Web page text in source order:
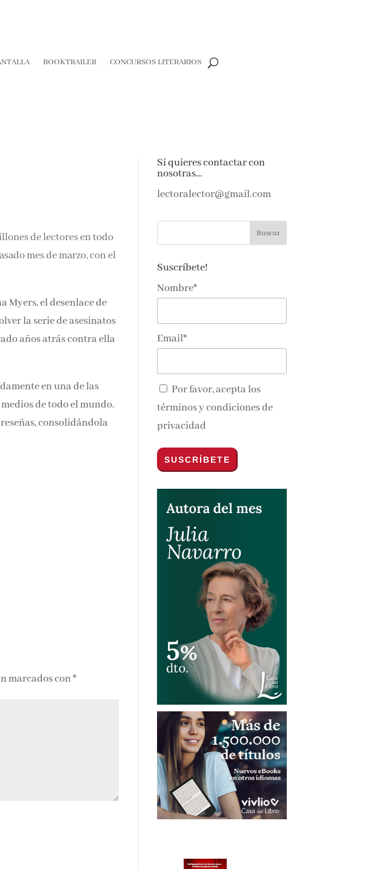
BOOKTRAILER CONCURSOS LITERARIOS
de lectores en todo
mes de marzo, con el
Myers, el desenlace de
la serie de asesinatos
años atrás contra ella
en una de las
de todo el mundo.
consolidándola
marcados con*
Si quieres contactar con
nosotras…
lectoralector@gmail.com
Suscríbete!
Nombre*
Email*
Por favor, acepta los
términos y condiciones de
privacidad